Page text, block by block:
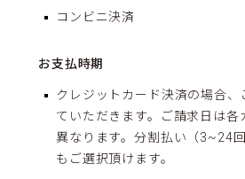
コンビニ決済
お支払時期
クレジットカード決済の場合、
ていただきます。ご請求日は各
異なります。分割払い（3~24
もご選択頂けます。